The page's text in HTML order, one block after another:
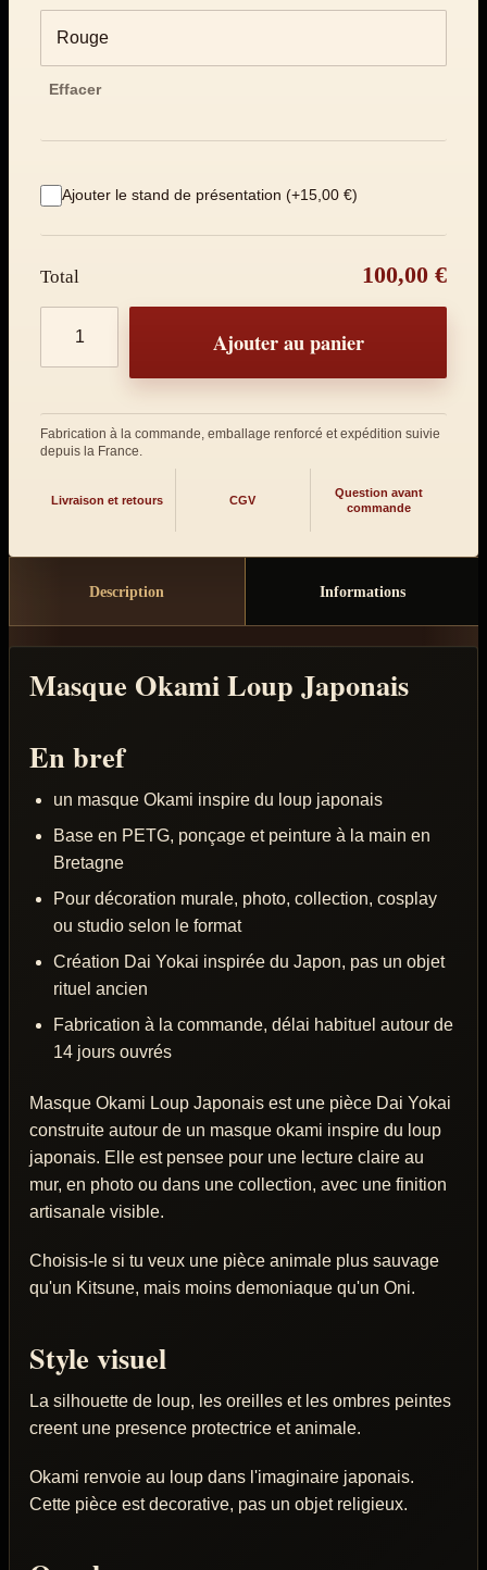
Effacer
Ajouter le stand de présentation (+15,00 €)
Quantité de produits
Total 100,00 €
Ajouter au panier
Fabrication à la commande, emballage renforcé et expédition suivie
depuis la France.
Livraison et retours CGV
Question avant
commande
Description Informations
Masque Okami Loup Japonais
En bref
un masque Okami inspire du loup japonais
Base en PETG, ponçage et peinture à la main en
Bretagne
Pour décoration murale, photo, collection, cosplay
ou studio selon le format
Création Dai Yokai inspirée du Japon, pas un objet
rituel ancien
Fabrication à la commande, délai habituel autour de
14 jours ouvrés
Masque Okami Loup Japonais est une pièce Dai Yokai
construite autour de un masque okami inspire du loup
japonais. Elle est pensee pour une lecture claire au
mur, en photo ou dans une collection, avec une finition
artisanale visible.
Choisis-le si tu veux une pièce animale plus sauvage
qu'un Kitsune, mais moins demoniaque qu'un Oni.
Style visuel
La silhouette de loup, les oreilles et les ombres peintes
creent une presence protectrice et animale.
Okami renvoie au loup dans l'imaginaire japonais.
Cette pièce est decorative, pas un objet religieux.